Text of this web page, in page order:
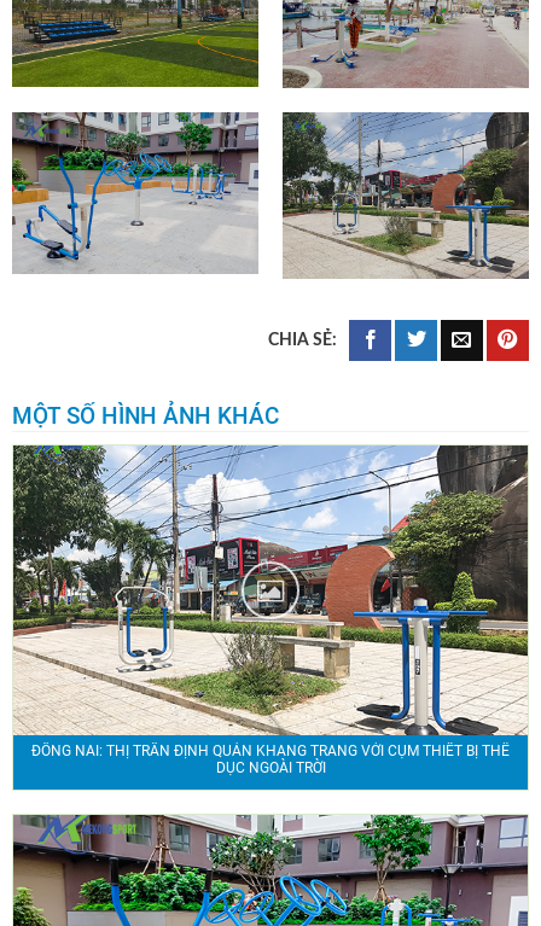
MỘT SỐ HÌNH ẢNH KHÁC
ĐỒNG NAI: THỊ TRẤN ĐỊNH QUÁN KHANG TRANG VỚI CỤM THIẾT BỊ THỂ
DỤC NGOÀI TRỜI